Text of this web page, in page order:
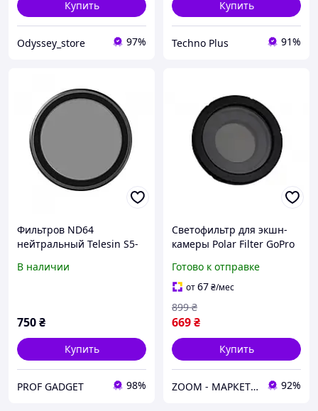
Купить
Odyssey_store 97%
Купить
Techno Plus 91%
Фильтров ND64
нейтральный Telesin S5-
Osmo Action 3/4/5
В наличии
750₴
Купить
PROF GADGET 98%
Светофильтр для экшн-
камеры Polar Filter GoPro
Готово к отправке
от67₴/мес
669₴
899 ₴
Купить
ZOOM - МАРКЕТ ЦИФРОВОЙ ТЕХНИКИ 92%